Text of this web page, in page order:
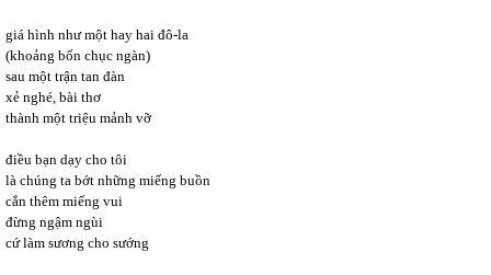
giá hình như một hay hai đô-la
(khoảng bốn chục ngàn)
sau một trận tan đàn
xẻ nghé, bài thơ
thành một triệu mảnh vỡ
điều bạn dạy cho tôi
là chúng ta bớt những miếng buồn
cắn thêm miếng vui
đừng ngậm ngùi
cứ làm sương cho sướng